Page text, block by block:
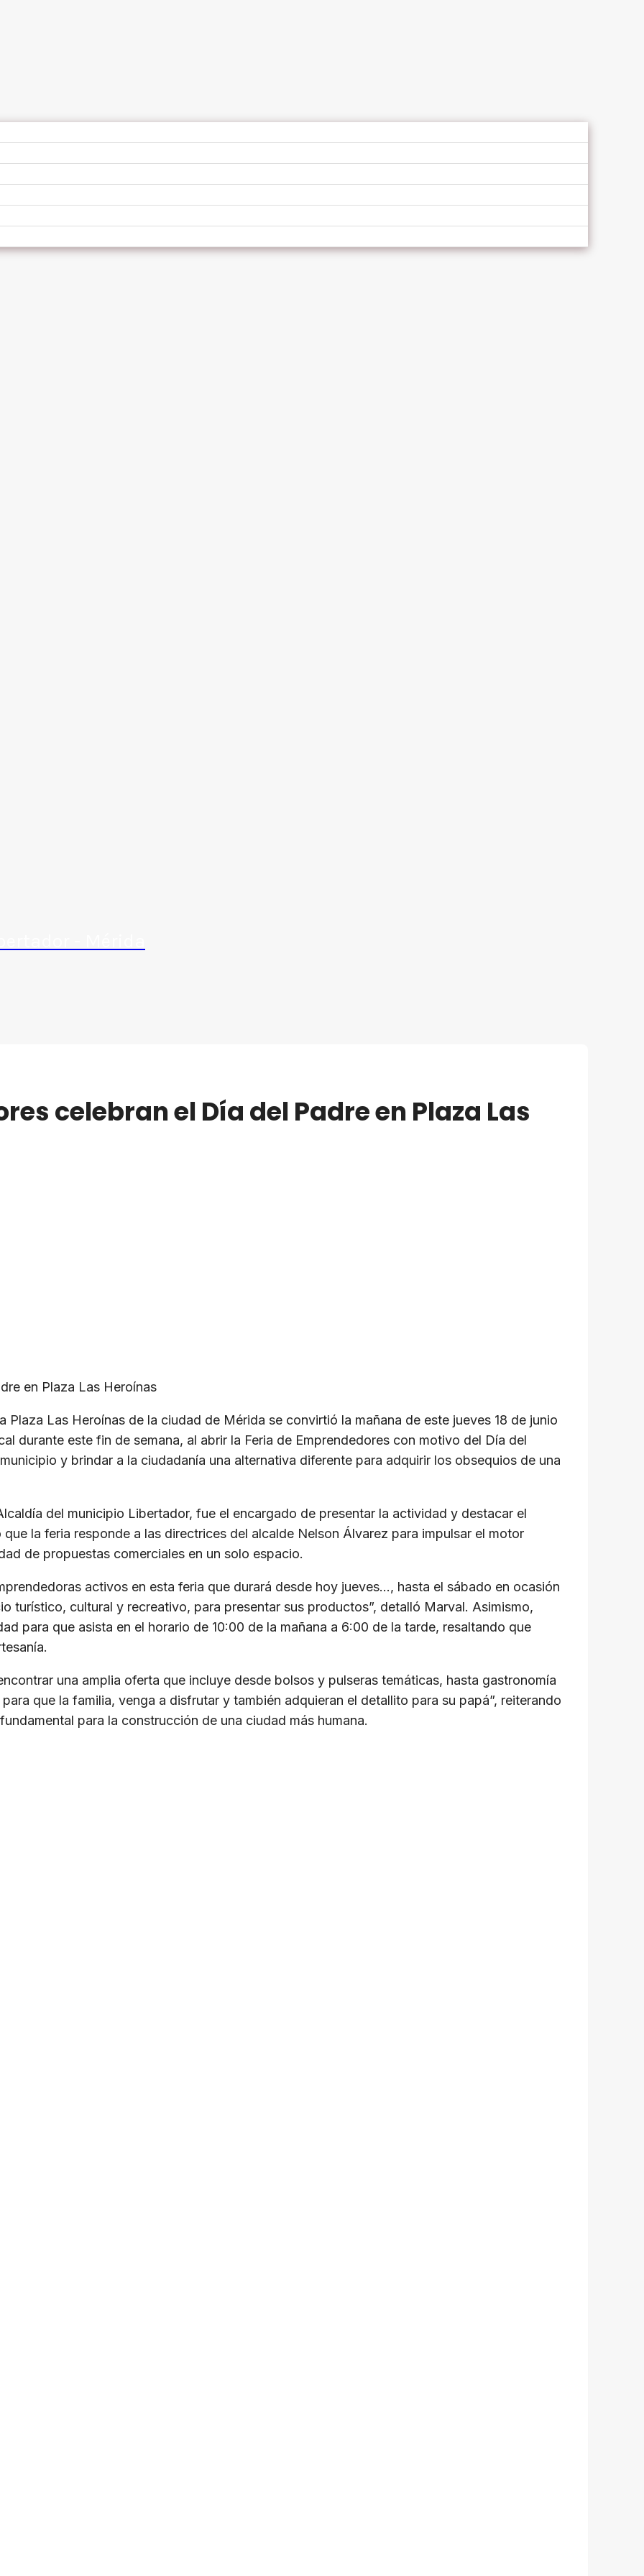
celebran el Día del Padre en Plaza Las
en Plaza Las Heroínas
Las Heroínas de la ciudad de Mérida se convirtió la mañana de este jueves 18 de junio
durante este fin de semana, al abrir la Feria de Emprendedores con motivo del Día del
y brindar a la ciudadanía una alternativa diferente para adquirir los obsequios de una
del municipio Libertador, fue el encargado de presentar la actividad y destacar el
la feria responde a las directrices del alcalde Nelson Álvarez para impulsar el motor
de propuestas comerciales en un solo espacio.
activos en esta feria que durará desde hoy jueves…, hasta el sábado en ocasión
turístico, cultural y recreativo, para presentar sus productos”, detalló Marval. Asimismo,
para que asista en el horario de 10:00 de la mañana a 6:00 de la tarde, resaltando que
una amplia oferta que incluye desde bolsos y pulseras temáticas, hasta gastronomía
que la familia, venga a disfrutar y también adquieran el detallito para su papá”, reiterando
para la construcción de una ciudad más humana.